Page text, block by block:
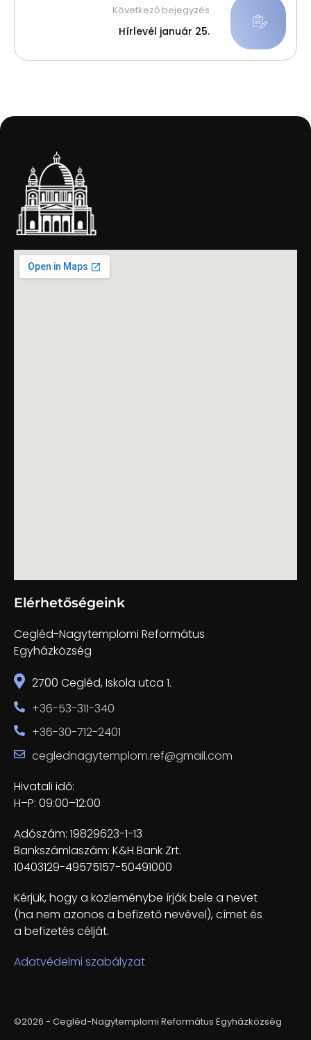
Következő bejegyzés
Hírlevél január 25.
Elérhetőségeink
Cegléd-Nagytemplomi Református
Egyházközség
2700 Cegléd, Iskola utca 1.
+36-53-311-340
+36-30-712-2401
ceglednagytemplom.ref@gmail.com
Hivatali idő:
H–P: 09:00–12:00
Adószám: 19829623-1-13
Bankszámlaszám: K&H Bank Zrt.
10403129-49575157-50491000
Kérjük, hogy a közleménybe írják bele a nevet
(ha nem azonos a befizető nevével), címet és
a befizetés célját.
Adatvédelmi szabályzat
©2026 - Cegléd-Nagytemplomi Református Egyházközség